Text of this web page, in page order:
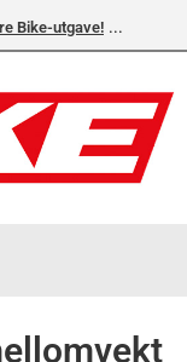
Bike-utgave!